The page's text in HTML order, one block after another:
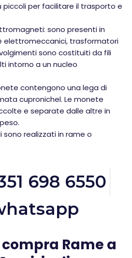
piccoli per facilitare il trasporto e
sono presenti in
elettromeccanici, trasformatori
sono costituiti da fili
intorno a un nucleo
contengono una lega di
cupronichel. Le monete
e separate dalle altre in
sono realizzati in rame o
698 6550
Rame a